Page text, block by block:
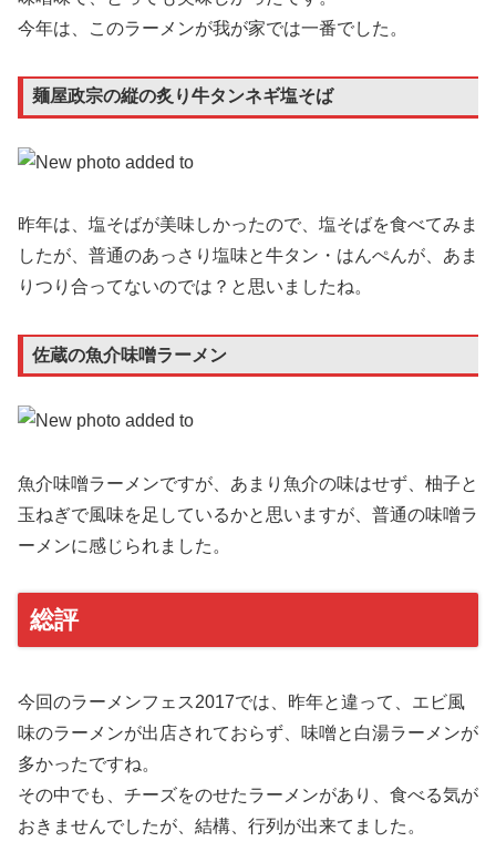
今年は、このラーメンが我が家では一番でした。
麺屋政宗の縦の炙り牛タンネギ塩そば
昨年は、塩そばが美味しかったので、塩そばを食べてみま
したが、普通のあっさり塩味と牛タン・はんぺんが、あま
りつり合ってないのでは？と思いましたね。
佐蔵の魚介味噌ラーメン
魚介味噌ラーメンですが、あまり魚介の味はせず、柚子と
玉ねぎで風味を足しているかと思いますが、普通の味噌ラ
ーメンに感じられました。
総評
今回のラーメンフェス2017では、昨年と違って、エビ風
味のラーメンが出店されておらず、味噌と白湯ラーメンが
多かったですね。
その中でも、チーズをのせたラーメンがあり、食べる気が
おきませんでしたが、結構、行列が出来てました。